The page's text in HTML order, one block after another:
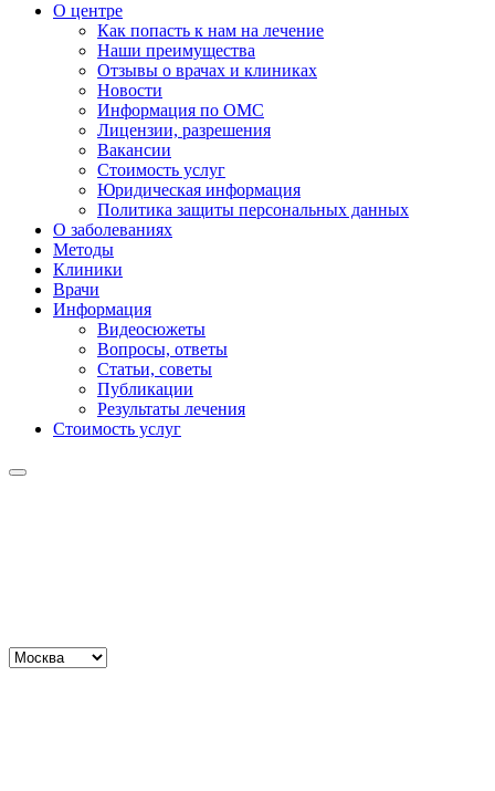
О центре
Как попасть к нам на лечение
Наши преимущества
Отзывы о врачах и клиниках
Новости
Информация по ОМС
Лицензии, разрешения
Вакансии
Стоимость услуг
Юридическая информация
Политика защиты персональных данных
О заболеваниях
Методы
Клиники
Врачи
Информация
Видеосюжеты
Вопросы, ответы
Статьи, советы
Публикации
Результаты лечения
Стоимость услуг